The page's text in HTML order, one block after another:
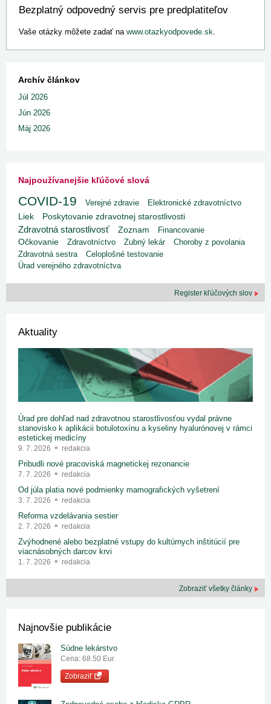
Bezplatný odpovedný servis pre predplatiteľov
Vaše otázky môžete zadať na www.otazkyodpovede.sk.
Archív článkov
Júl 2026
Jún 2026
Máj 2026
Najpoužívanejšie kľúčové slová
COVID-19 Verejné zdravie Elektronické zdravotníctvo
Liek Poskytovanie zdravotnej starostlivosti
Zdravotná starostlivosť Zoznam
Financovanie
Očkovanie
Zdravotníctvo Zubný lekár
Choroby z povolania
Zdravotná sestra
Celoplošné testovanie
Úrad verejného zdravotníctva
Register kľúčových slov
Aktuality
Úrad pre dohľad nad zdravotnou starostlivosťou vydal právne
stanovisko k aplikácii botulotoxínu a kyseliny hyalurónovej v rámci
estetickej medicíny
9. 7. 2026 redakcia
Pribudli nové pracoviská magnetickej rezonancie
7. 7. 2026 redakcia
Od júla platia nové podmienky mamografických vyšetrení
3. 7. 2026 redakcia
Reforma vzdelávania sestier
2. 7. 2026 redakcia
Zvýhodnené alebo bezplatné vstupy do kultúrnych inštitúcií pre
viacnásobných darcov krvi
1. 7. 2026 redakcia
Zobraziť všetky články
Najnovšie publikácie
Súdne lekárstvo
Cena: 68.50 Eur
Zobraziť